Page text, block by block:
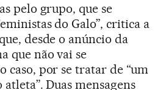
pelo grupo, que se
do Galo”, critica a
desde o anúncio da
que não vai se
caso, por se tratar de “um
Duas mensagens